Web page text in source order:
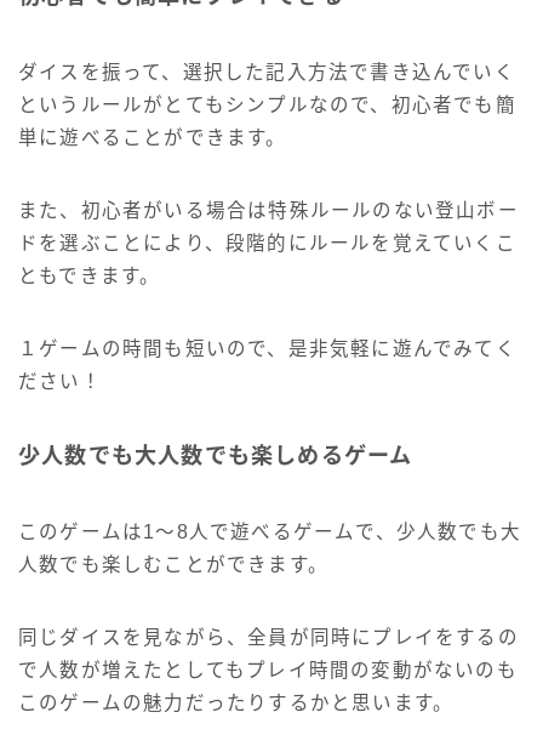
ダイスを振って、選択した記入方法で書き込んでいく
というルールがとてもシンプルなので、初心者でも簡
単に遊べることができます。
また、初心者がいる場合は特殊ルールのない登山ボー
ドを選ぶことにより、段階的にルールを覚えていくこ
ともできます。
１ゲームの時間も短いので、是非気軽に遊んでみてく
ださい！
少人数でも大人数でも楽しめるゲーム
このゲームは1〜8人で遊べるゲームで、少人数でも大
人数でも楽しむことができます。
同じダイスを見ながら、全員が同時にプレイをするの
で人数が増えたとしてもプレイ時間の変動がないのも
このゲームの魅力だったりするかと思います。